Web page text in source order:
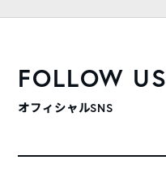
FOLLOW US
オフィシャルSNS